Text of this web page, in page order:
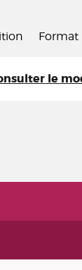
Format
le